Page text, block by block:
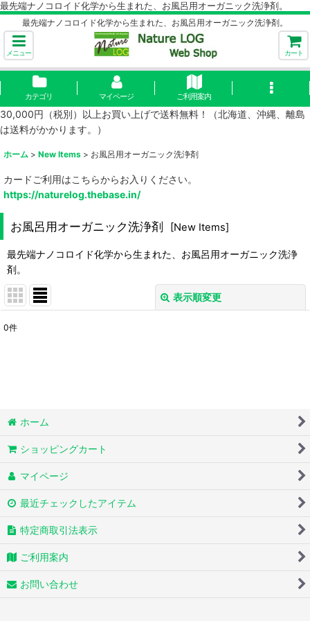
最先端ナノコロイド化学から生まれた、お風呂用オーガニック洗浄剤。
最先端ナノコロイド化学から生まれた、お風呂用オーガニック洗浄剤。
メニュー カート
カテゴリ マイページ ご利用案内
30,000円（税別）以上お買い上げで送料無料！（北海道、沖縄、離島
は送料がかかります。）
ホーム > New Items > お風呂用オーガニック洗浄剤
カードご利用はこちらからお入りください。
https://naturelog.thebase.in/
お風呂用オーガニック洗浄剤 [New Items]
最先端ナノコロイド化学から生まれた、お風呂用オーガニック洗浄
剤。
表示順変更
0件
ホーム
ショッピングカート
マイページ
最近チェックしたアイテム
特定商取引法表示
ご利用案内
お問い合わせ